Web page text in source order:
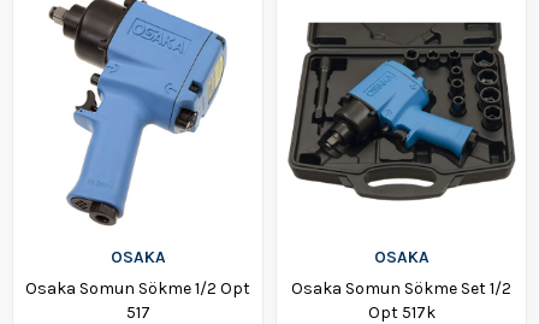
OSAKA
Osaka Somun Sökme 1/2 Opt
517
OSAKA
Osaka Somun Sökme Set 1/2
Opt 517k